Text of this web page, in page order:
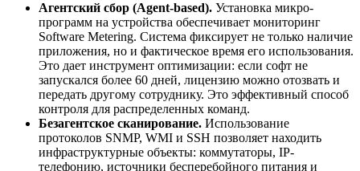
Агентский сбор (Agent-based). Установка микро-
программ на устройства обеспечивает мониторинг
Software Metering. Система фиксирует не только наличие
приложения, но и фактическое время его использования.
Это дает инструмент оптимизации: если софт не
запускался более 60 дней, лицензию можно отозвать и
передать другому сотруднику. Это эффективный способ
контроля для распределенных команд.
Безагентское сканирование. Использование
протоколов SNMP, WMI и SSH позволяет находить
инфраструктурные объекты: коммутаторы, IP-
телефонию, источники бесперебойного питания и